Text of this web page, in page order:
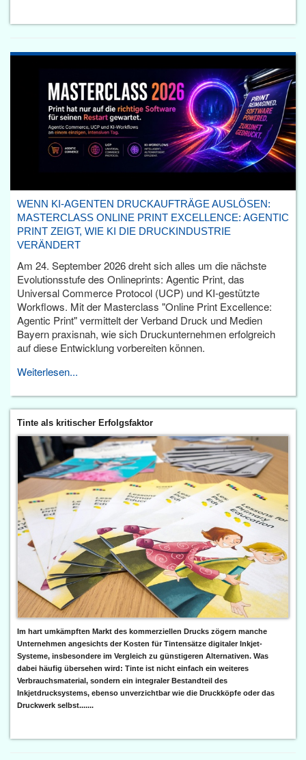
WENN KI-AGENTEN DRUCKAUFTRÄGE AUSLÖSEN:
MASTERCLASS ONLINE PRINT EXCELLENCE: AGENTIC
PRINT ZEIGT, WIE KI DIE DRUCKINDUSTRIE
VERÄNDERT
Am 24. September 2026 dreht sich alles um die nächste
Evolutionsstufe des Onlineprints: Agentic Print, das
Universal Commerce Protocol (UCP) und KI-gestützte
Workflows. Mit der Masterclass "Online Print Excellence:
Agentic Print" vermittelt der Verband Druck und Medien
Bayern praxisnah, wie sich Druckunternehmen erfolgreich
auf diese Entwicklung vorbereiten können.
Weiterlesen...
Tinte als kritischer Erfolgsfaktor
Im hart umkämpften Markt des kommerziellen Drucks zögern manche
Unternehmen angesichts der Kosten für Tintensätze digitaler Inkjet-
Systeme, insbesondere im Vergleich zu günstigeren Alternativen. Was
dabei häufig übersehen wird: Tinte ist nicht einfach ein weiteres
Verbrauchsmaterial, sondern ein integraler Bestandteil des
Inkjetdrucksystems, ebenso unverzichtbar wie die Druckköpfe oder das
Druckwerk selbst.......